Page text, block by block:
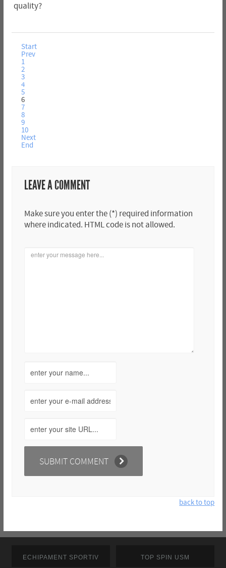
quality?
Start
Prev
1
2
3
4
5
6
7
8
9
10
Next
End
LEAVE A COMMENT
Make sure you enter the (*) required information
where indicated. HTML code is not allowed.
back to top
ECHIPAMENT SPORTIV TOP SPIN USM